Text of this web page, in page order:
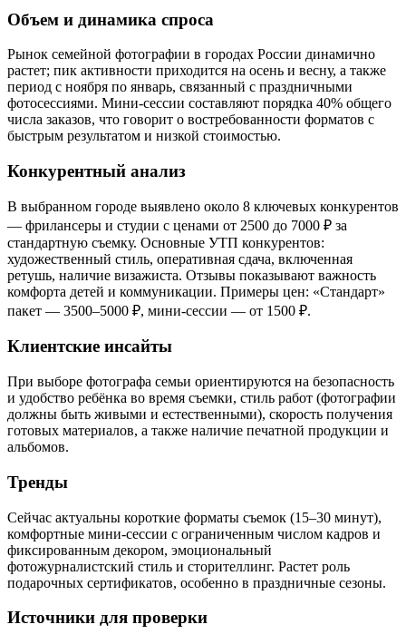
Объем и динамика спроса
Рынок семейной фотографии в городах России динамично
растет; пик активности приходится на осень и весну, а также
период с ноября по январь, связанный с праздничными
фотосессиями. Мини-сессии составляют порядка 40% общего
числа заказов, что говорит о востребованности форматов с
быстрым результатом и низкой стоимостью.
Конкурентный анализ
В выбранном городе выявлено около 8 ключевых конкурентов
— фрилансеры и студии с ценами от 2500 до 7000 ₽ за
стандартную съемку. Основные УТП конкурентов:
художественный стиль, оперативная сдача, включенная
ретушь, наличие визажиста. Отзывы показывают важность
комфорта детей и коммуникации. Примеры цен: «Стандарт»
пакет — 3500–5000 ₽, мини-сессии — от 1500 ₽.
Клиентские инсайты
При выборе фотографа семьи ориентируются на безопасность
и удобство ребёнка во время съемки, стиль работ (фотографии
должны быть живыми и естественными), скорость получения
готовых материалов, а также наличие печатной продукции и
альбомов.
Тренды
Сейчас актуальны короткие форматы съемок (15–30 минут),
комфортные мини-сессии с ограниченным числом кадров и
фиксированным декором, эмоциональный
фотожурналистский стиль и сторителлинг. Растет роль
подарочных сертификатов, особенно в праздничные сезоны.
Источники для проверки